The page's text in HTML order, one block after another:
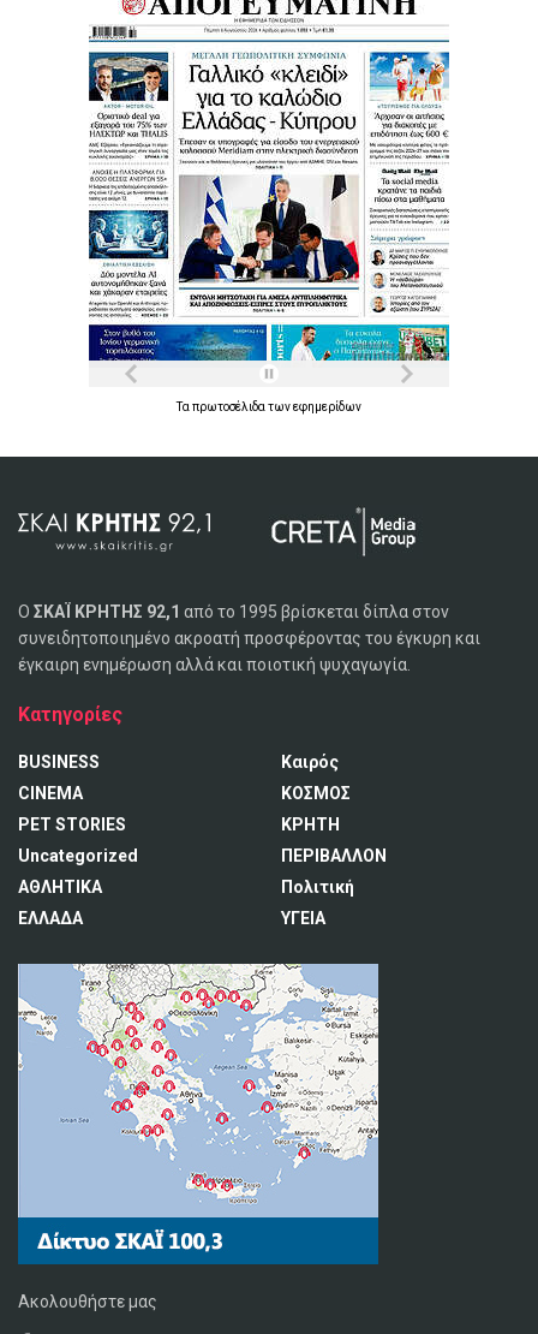
Ταπρωτοσέλιδατωνεφημερίδων
Ο ΣΚΑΪ ΚΡΗΤΗΣ 92,1 από το 1995 βρίσκεται δίπλα στον
συνειδητοποιημένο ακροατή προσφέροντας του έγκυρη και
έγκαιρη ενημέρωση αλλά και ποιοτική ψυχαγωγία.
Κατηγορίες
BUSINESS
CINEMA
PET STORIES
Uncategorized
ΑΘΛΗΤΙΚΑ
ΕΛΛΑΔΑ
Καιρός
ΚΟΣΜΟΣ
ΚΡΗΤΗ
ΠΕΡΙΒΑΛΛΟΝ
Πολιτική
ΥΓΕΙΑ
Ακολουθήστε μας